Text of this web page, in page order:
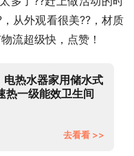
从外观看很美??，材质
流超级快，点赞！
热水器家用储水式
一级能效卫生间
去看看 >>